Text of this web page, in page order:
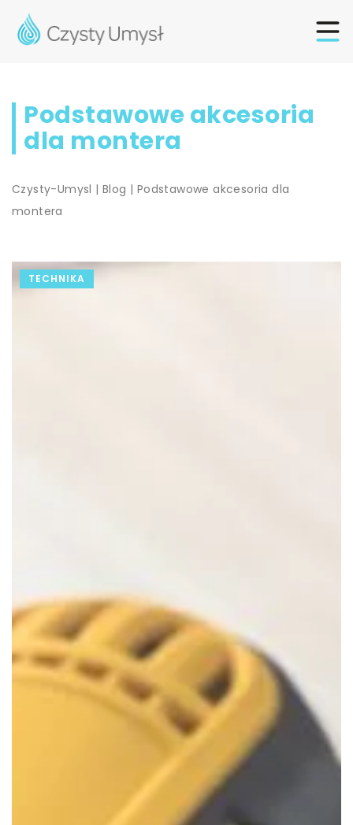
Podstawowe akcesoria
dla montera
Czysty-Umysl |Blog | Podstawowe akcesoria dla
montera
TECHNIKA